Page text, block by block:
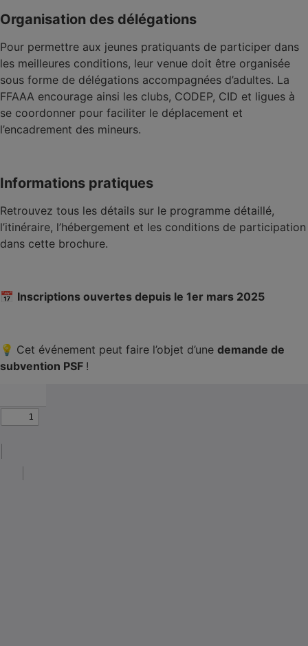
Organisation des délégations
Pour permettre aux jeunes pratiquants de participer dans
les meilleures conditions, leur venue doit être organisée
sous forme de délégations accompagnées d’adultes. La
FFAAA encourage ainsi les clubs, CODEP, CID et ligues à
se coordonner pour faciliter le déplacement et
l’encadrement des mineurs.
Informations pratiques
Retrouvez tous les détails sur le programme détaillé,
l’itinéraire, l’hébergement et les conditions de participation
dans cette brochure.
📅 Inscriptions ouvertes depuis le 1er mars 2025
💡 Cet événement peut faire l’objet d’une demande de
subvention PSF !